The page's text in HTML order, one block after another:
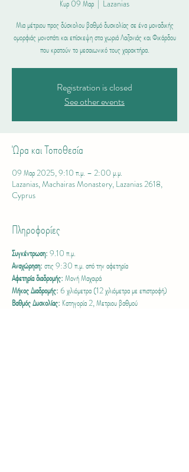
Κυρ 09 Μαρ
  |
Lazanias
Μια μέτριου προς δύσκολου βαθμό δυσκολίας σε ένα μοναδικής
ομορφιάς μονοπάτι και επίσκεψη στα χωριά Λαζανιάς και Φικάρδου
που κρατούν το μεσαιωνικό τους χαρακτήρα.
Registration is closed
See other events
Ώρα και Τοποθεσία
09 Μαρ 2025, 9:10 π.μ. – 2:00 μ.μ.
Lazanias, Machairas Monastery, Lazanias 2618,
Cyprus
Πληροφορίες
Συγκέντρωση: 9.10 π.μ.
Αναχώρηση: στις 9:30 π.μ. από την αφετηρία
Αφετηρία διαδρομής: Μονή Μαχαιρά
Μήκος Διαδρομής: 6 χιλιόμετρα (12 χιλιόμετρα με επιστροφή)
Βαθμός Δυσκολίας: Κατηγορία 2, Μετριου βαθμού